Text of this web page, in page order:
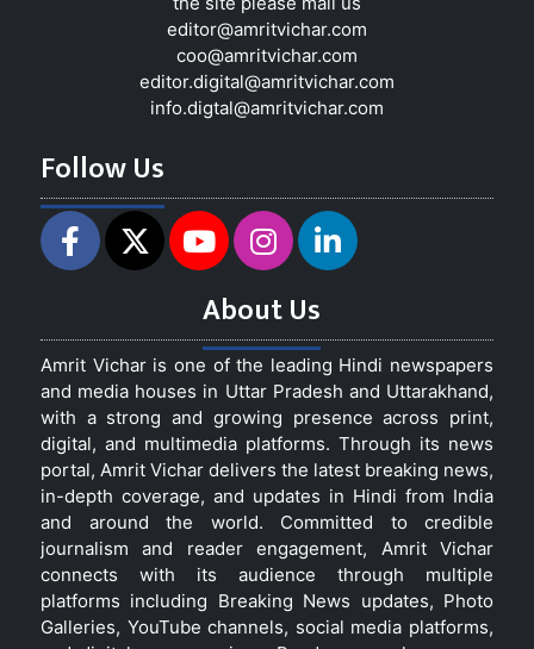
editor@amritvichar.com
coo@amritvichar.com
editor.digital@amritvichar.com
info.digtal@amritvichar.com
Follow Us
About Us
Amrit Vichar is one of the leading Hindi newspapers
and media houses in Uttar Pradesh and Uttarakhand,
with a strong and growing presence across print,
digital, and multimedia platforms. Through its news
portal, Amrit Vichar delivers the latest breaking news,
in-depth coverage, and updates in Hindi from India
and around the world. Committed to credible
journalism and reader engagement, Amrit Vichar
connects with its audience through multiple
platforms including Breaking News updates, Photo
Galleries, YouTube channels, social media platforms,